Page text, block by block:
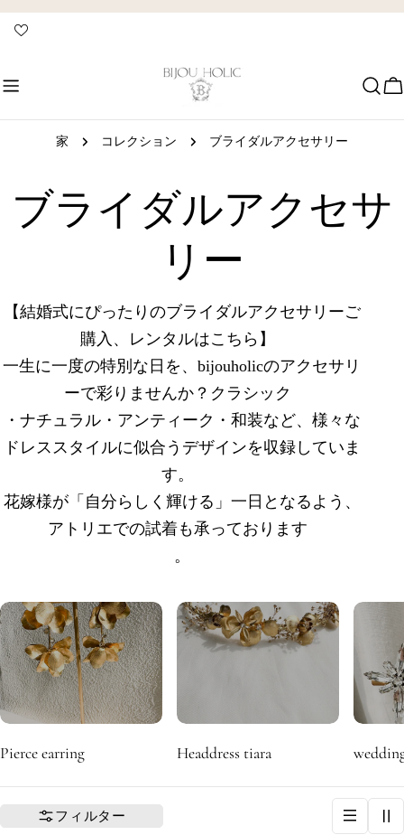
コ
ツ
に
家 コレクション ブライダルアクセサリー
コ
ク
シ
ョ
ン
:
ブライダルアクセサ
リー
【結婚式にぴったりのブライダルアクセサリーご
購入、レンタルはこちら 】
一生に一度の特別な日を、bijouholicのアクセサリ
ーで彩りませんか？クラシック
・ナチュラル・アンティーク・和装など、様々な
ドレススタイルに似合うデザインを収録していま
す。
花嫁様が「自分らしく輝ける」一日となるよう、
アトリエでの試着も承っております
。
Pierce earring Headdress tiara
フィルター